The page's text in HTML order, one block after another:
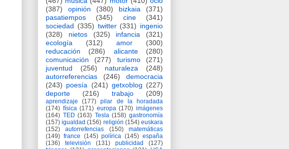
(387)
opinión (380) bizkaia
(371)
pasatiempos
(345) cine
(341)
sociedad (335) twitter (331) ingenio
(328)
nietos (325) infancia
(321)
ecología
(312) amor
(300)
reducación
(286) alicante
(280)
comunicación
(277) turismo
(271)
juventud
(256) naturaleza
(248)
autorreferencias
(246)
democracia
(243) poesía (241) getxoblog (227)
deporte
(216) trabajo (209)
aprendizaje (177)
pilar de la horadada
(174) física (171) europa (170) imágenes
(164) TED (163) Tesla (158) gastronomía
(157) igualdad (156) religión (154) euskara
(152)
autorrefencias (150)
matemáticas
(149) france (145) polírica (145) españa
(136)
televisión (131) publicidad
(127)